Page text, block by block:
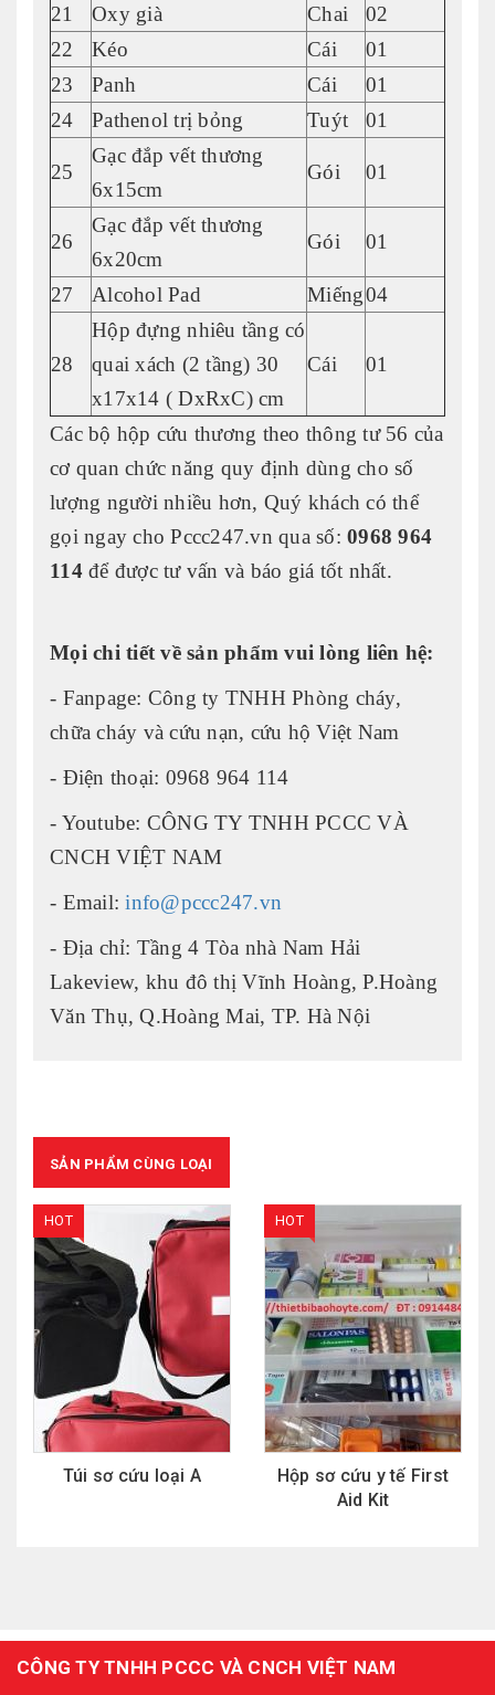
21
Oxy già Chai
02
22
Kéo Cái
01
23
Panh Cái
01
24
Pathenol trị bỏng Tuýt 01
25
Gạc đắp vết thương
6x15cm
Gói 01
26
Gạc đắp vết thương
6x20cm
Gói 01
27 Alcohol Pad Miếng04
28
Hộp đựng nhiêu tầng có
quai xách (2 tầng) 30
x17x14 ( DxRxC) cm
Cái 01
Các bộ hộp cứu thương theo thông tư 56 của
cơ quan chức năng quy định dùng cho số
lượng người nhiều hơn, Quý khách có thể
gọi ngay cho Pccc247.vn qua số: 0968 964
114 để được tư vấn và báo giá tốt nhất.
Mọi chi tiết về sản phẩm vui lòng liên hệ:
- Fanpage: Công ty TNHH Phòng cháy,
chữa cháy và cứu nạn, cứu hộ Việt Nam
- Điện thoại: 0968 964 114
- Youtube: CÔNG TY TNHH PCCC VÀ
CNCH VIỆT NAM
- Email:info@pccc247.vn
- Địa chỉ: Tầng 4 Tòa nhà Nam Hải
Lakeview, khu đô thị Vĩnh Hoàng, P.Hoàng
Văn Thụ, Q.Hoàng Mai, TP. Hà Nội
SẢN PHẨM CÙNG LOẠI
HOT
Túi sơ cứu loại A
HOT
Hộp sơ cứu y tế First
Aid Kit
CÔNG TY TNHH PCCC VÀ CNCH VIỆT NAM